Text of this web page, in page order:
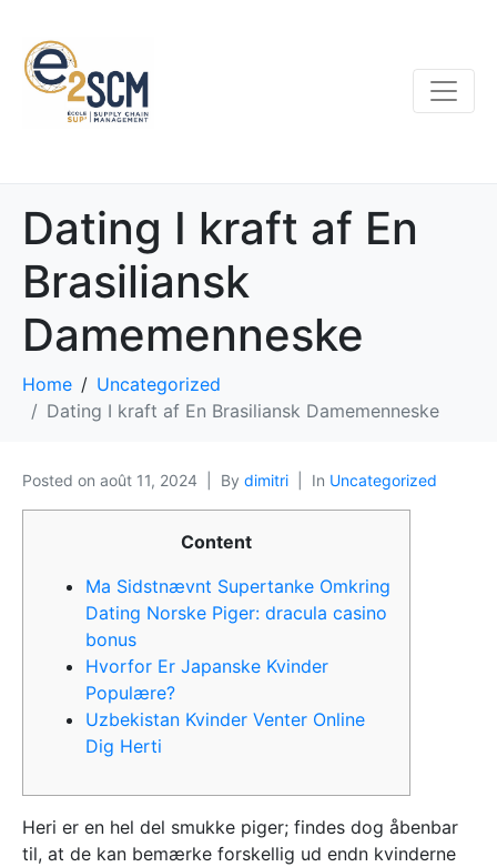
Dating I kraft af En
Brasiliansk
Damemenneske
Home
Uncategorized
Dating I kraft af En Brasiliansk Damemenneske
Posted on août 11, 2024 By dimitri In Uncategorized
Content
Ma Sidstnævnt Supertanke Omkring
Dating Norske Piger: dracula casino
bonus
Hvorfor Er Japanske Kvinder
Populære?
Uzbekistan Kvinder Venter Online
Dig Herti
Heri er en hel del smukke piger; findes dog åbenbar
til, at de kan bemærke forskellig ud endn kvinderne